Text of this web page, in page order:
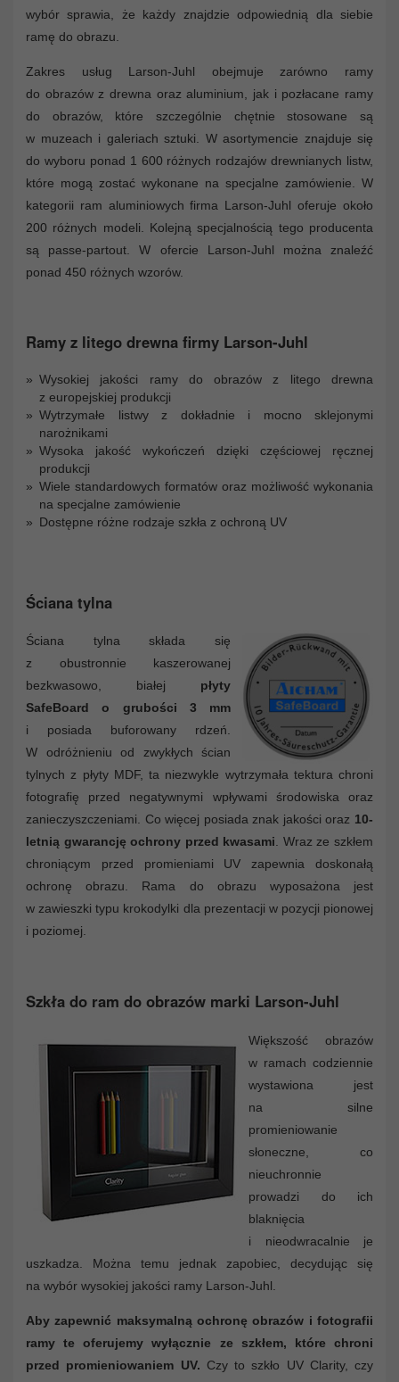
wybór sprawia, że każdy znajdzie odpowiednią dla siebie
ramę do obrazu.
Zakres usług Larson-Juhl obejmuje zarówno ramy
do obrazów z drewna oraz aluminium, jak i pozłacane ramy
do obrazów, które szczególnie chętnie stosowane są
w muzeach i galeriach sztuki. W asortymencie znajduje się
do wyboru ponad 1 600 różnych rodzajów drewnianych listw,
które mogą zostać wykonane na specjalne zamówienie. W
kategorii ram aluminiowych firma Larson-Juhl oferuje około
200 różnych modeli. Kolejną specjalnością tego producenta
są passe-partout. W ofercie Larson-Juhl można znaleźć
ponad 450 różnych wzorów.
Ramy z litego drewna firmy Larson-Juhl
Wysokiej jakości ramy do obrazów z litego drewna
z europejskiej produkcji
Wytrzymałe listwy z dokładnie i mocno sklejonymi
narożnikami
Wysoka jakość wykończeń dzięki częściowej ręcznej
produkcji
Wiele standardowych formatów oraz możliwość wykonania
na specjalne zamówienie
Dostępne różne rodzaje szkła z ochroną UV
Ściana tylna
Ściana tylna składa się
z obustronnie kaszerowanej
bezkwasowo, białej płyty
SafeBoard o grubości 3 mm
i posiada buforowany rdzeń.
W odróżnieniu od zwykłych ścian
tylnych z płyty MDF, ta niezwykle wytrzymała tektura chroni
fotografię przed negatywnymi wpływami środowiska oraz
zanieczyszczeniami. Co więcej posiada znak jakości oraz 10-
letnią gwarancję ochrony przed kwasami. Wraz ze szkłem
chroniącym przed promieniami UV zapewnia doskonałą
ochronę obrazu. Rama do obrazu wyposażona jest
w zawieszki typu krokodylki dla prezentacji w pozycji pionowej
i poziomej.
Szkła do ram do obrazów marki Larson-Juhl
Większość obrazów
w ramach codziennie
wystawiona jest
na silne
promieniowanie
słoneczne, co
nieuchronnie
prowadzi do ich
blaknięcia
i nieodwracalnie je
uszkadza. Można temu jednak zapobiec, decydując się
na wybór wysokiej jakości ramy Larson-Juhl.
Aby zapewnić maksymalną ochronę obrazów i fotografii
ramy te oferujemy wyłącznie ze szkłem, które chroni
przed promieniowaniem UV. Czy to szkło UV Clarity, czy